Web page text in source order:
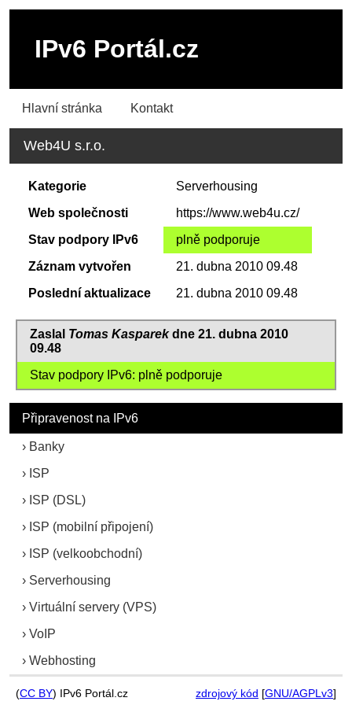
IPv6 Portál.cz
Hlavní stránka Kontakt
Web4U s.r.o.
Kategorie
Serverhousing
Web společnosti
https://www.web4u.cz/
Stav podpory IPv6
plně podporuje
Záznam vytvořen
21. dubna 2010 09.48
Poslední aktualizace
21. dubna 2010 09.48
Zaslal Tomas Kasparekdne 21. dubna 2010
09.48
Stav podpory IPv6: plně podporuje
Připravenost na IPv6
Banky
ISP
ISP (DSL)
ISP (mobilní připojení)
ISP (velkoobchodní)
Serverhousing
Virtuální servery (VPS)
VoIP
Webhosting
(CC BY) IPv6 Portál.cz zdrojový kód [GNU/AGPLv3]